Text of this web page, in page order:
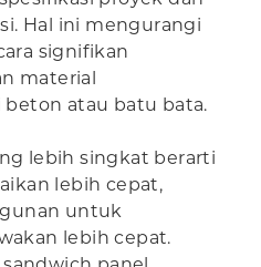
Hal ini mengurangi
signifikan
material
atau batu bata.
lebih singkat berarti
lebih cepat,
untuk
lebih cepat.